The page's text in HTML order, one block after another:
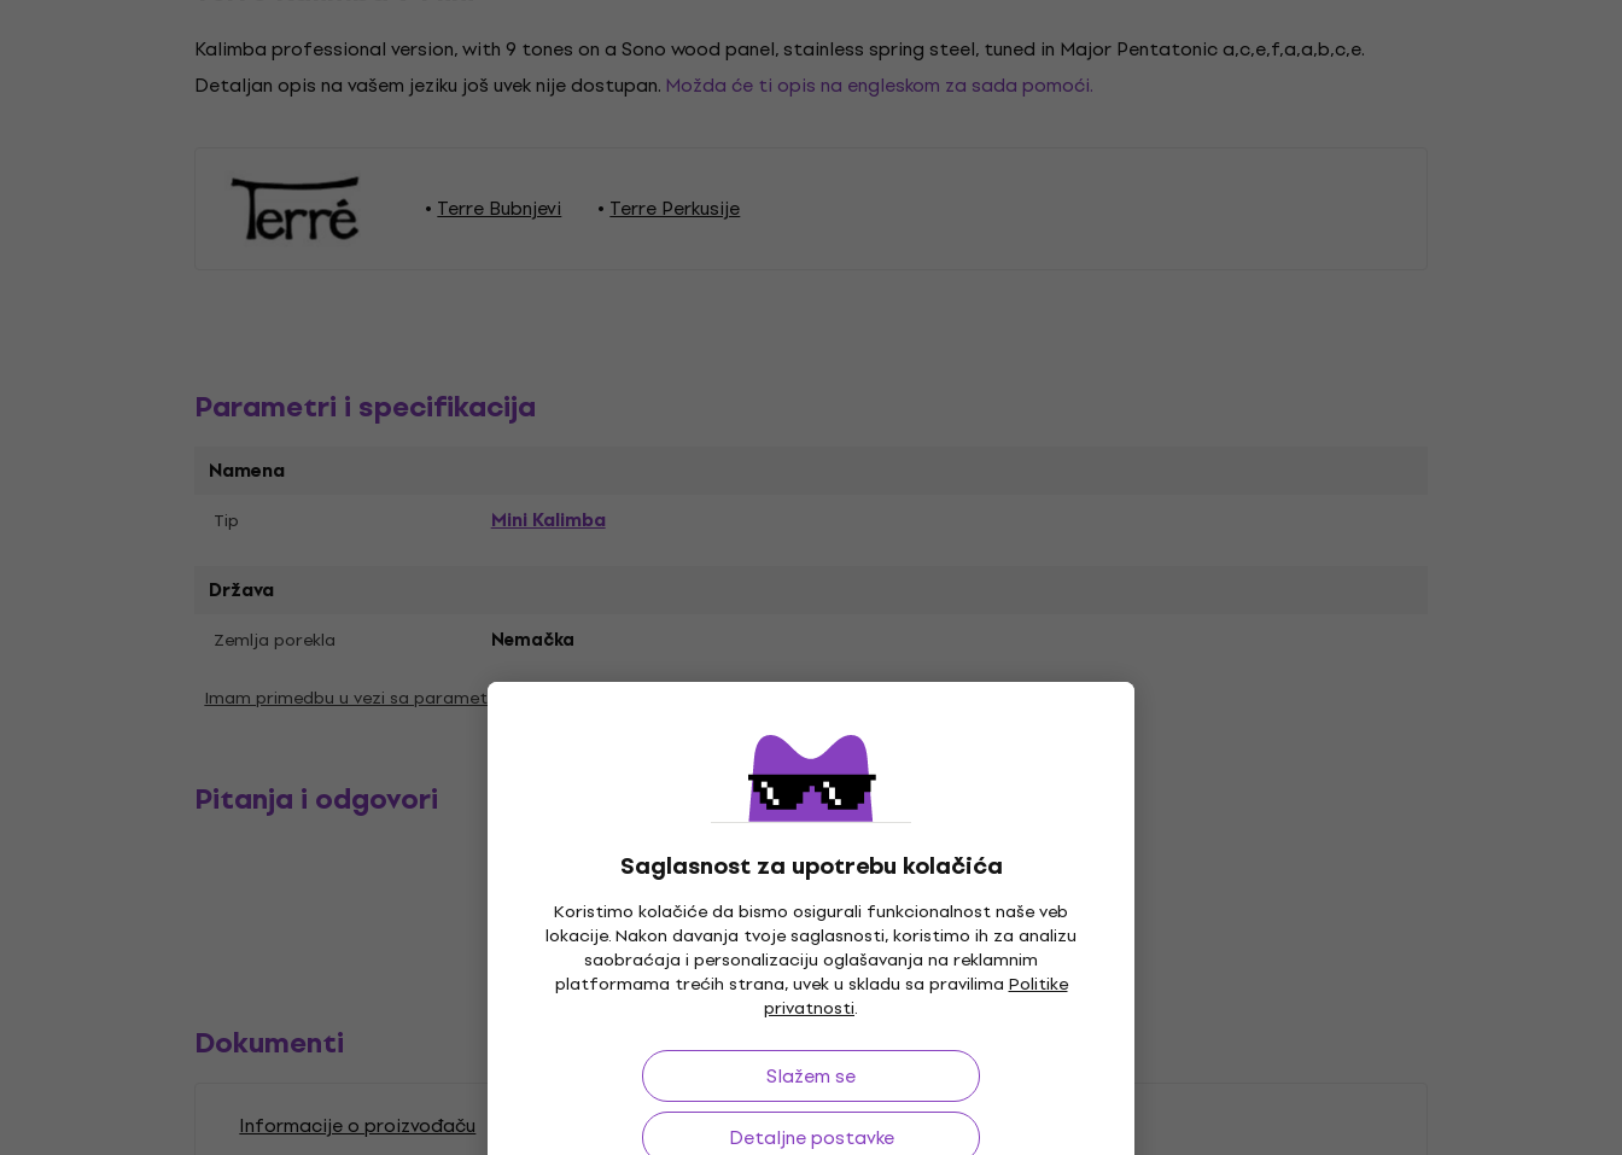
Saglasnost za upotrebu kolačića
Koristimo kolačiće da bismo osigurali funkcionalnost naše veb
lokacije. Nakon davanja tvoje saglasnosti, koristimo ih za analizu
saobraćaja i personalizaciju oglašavanja na reklamnim
platformama trećih strana, uvek u skladu sa pravilima Politike
privatnosti.
Slažem se
Detaljne postavke
Kalimba professional version, with 9 tones on a Sono wood panel, stainless spring steel, tuned in Major Pentatonic a,c,e,f,a,a,b,c,e.
Detaljan opis na vašem jeziku još uvek nije dostupan. Možda će ti opis na engleskom za sada pomoći.
Terre Bubnjevi Terre Perkusije
Parametri i specifikacija
Namena
Tip Mini Kalimba
Država
Zemlja porekla Nemačka
Imam primedbu u vezi sa parametrima
Pitanja i odgovori
Dokumenti
Informacije o proizvođaču